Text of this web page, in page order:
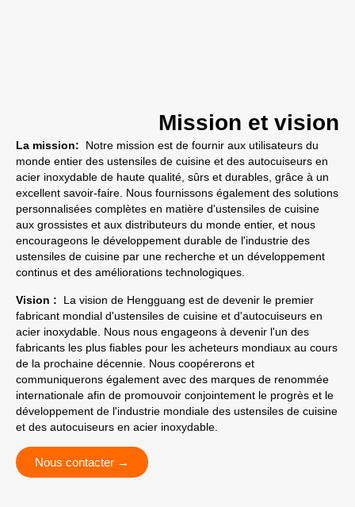
Mission et vision
La mission:
Notre mission est de fournir aux utilisateurs du
monde entier des ustensiles de cuisine et des autocuiseurs en
acier inoxydable de haute qualité, sûrs et durables, grâce à un
excellent savoir-faire. Nous fournissons également des solutions
personnalisées complètes en matière d'ustensiles de cuisine
aux grossistes et aux distributeurs du monde entier, et nous
encourageons le développement durable de l'industrie des
ustensiles de cuisine par une recherche et un développement
continus et des améliorations technologiques.
Vision :
La vision de Hengguang est de devenir le premier
fabricant mondial d'ustensiles de cuisine et d'autocuiseurs en
acier inoxydable. Nous nous engageons à devenir l'un des
fabricants les plus fiables pour les acheteurs mondiaux au cours
de la prochaine décennie. Nous coopérerons et
communiquerons également avec des marques de renommée
internationale afin de promouvoir conjointement le progrès et le
développement de l'industrie mondiale des ustensiles de cuisine
et des autocuiseurs en acier inoxydable.
Nous contacter →